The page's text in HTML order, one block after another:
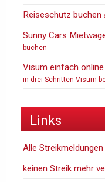
Reiseschutz buchen
Sunny Cars
buchen
Visum einfach online
in drei Schritten Visum
Links
Alle Streikmeldungen
keinen Streik mehr